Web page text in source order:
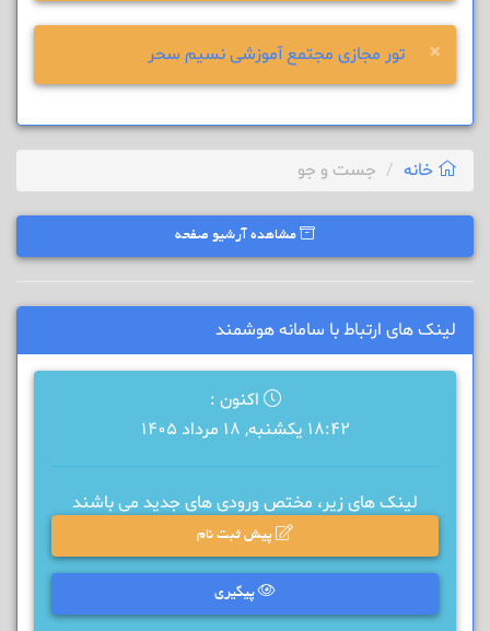
× تور مجازی مجتمع آموزشی نسیم سحر
خانه جست و جو
مشاهده آرشیو صفحه
لینک های ارتباط با سامانه هوشمند
اکنون :
18:42 یکشنبه, 18 مرداد 1405
لینک های زیر، مختص ورودی های جدید می باشند
پیش ثبت نام
پیگیری